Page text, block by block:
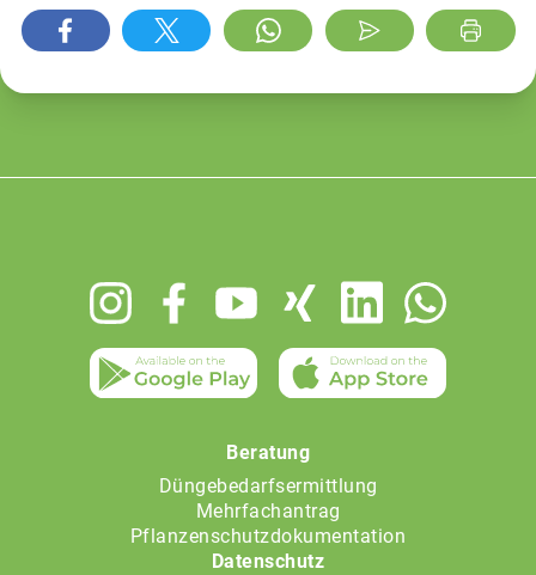
Beratung
Düngebedarfsermittlung
Mehrfachantrag
Pflanzenschutzdokumentation
Datenschutz